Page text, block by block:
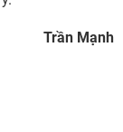
Trần Mạnh